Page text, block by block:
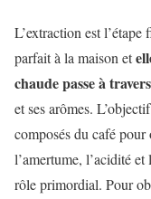
L’extraction est
parfait à la maison et
chaude passe à
et ses arômes.
composés du café
l’amertume, l’acidité
rôle primordial. Pour